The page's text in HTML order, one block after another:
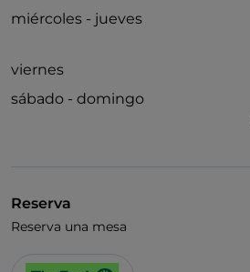
Wi-Fi
miércoles - jueves
viernes
sábado - domingo
Reserva
Reserva una mesa